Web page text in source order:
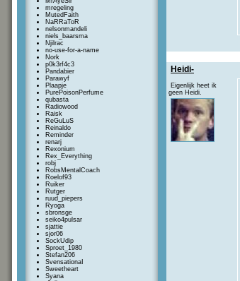
mregeling
MutedFaith
NaRRaToR
nelsonmandeli
niels_baarsma
Njilrac
no-use-for-a-name
Nork
p0k3rf4c3
Pandabier
Parawyf
Plaapje
PurePoisonPerfume
qubasta
Radiowood
Raisk
ReGuLuS
Reinaldo
Reminder
renarj
Rexonium
Rex_Everything
robj
RobsMentalCoach
Roelof93
Ruiker
Rutger
ruud_piepers
Ryoga
sbronsge
seiko4pulsar
sjattie
sjor06
SockUdip
Sproet_1980
Stefan206
SvensationaI
Sweetheart
Syana
Heidi-
Eigenlijk heet ik
geen Heidi.